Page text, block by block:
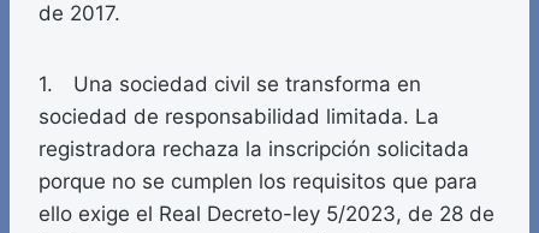
de 2017.
1. Una sociedad civil se transforma en
sociedad de responsabilidad limitada. La
registradora rechaza la inscripción solicitada
porque no se cumplen los requisitos que para
ello exige el Real Decreto-ley 5/2023, de 28 de